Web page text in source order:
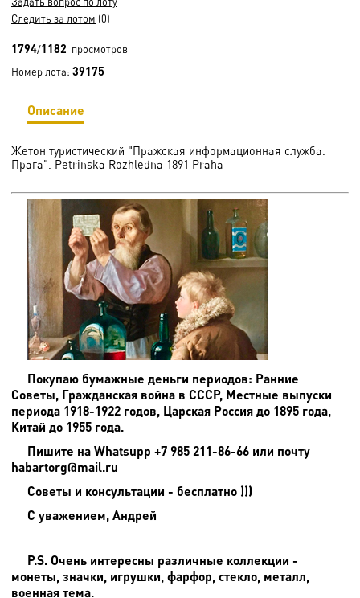
Следить за лотом (0)
1794/1182 просмотров
Номер лота: 39175
Описание
Жетон туристический "Пражская информационная служба.
Прага". Petrinska Rozhledna 1891 Praha
Покупаю бумажные деньги периодов: Ранние
Советы, Гражданская война в СССР, Местные выпуски
периода 1918-1922 годов, Царская Россия до 1895 года,
Китай до 1955 года.
Пишите на Whatsupp +7 985 211-86-66 или почту
habartorg@mail.ru
Советы и консультации - бесплатно )))
С уважением, Андрей
P.S. Очень интересны различные коллекции -
монеты, значки, игрушки, фарфор, стекло, металл,
военная тема.